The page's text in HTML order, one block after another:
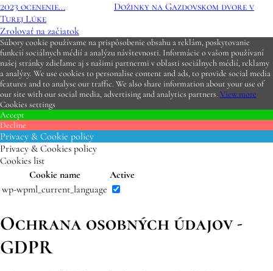
2023 ocenenie...
Dožinky na Gazdovskom dvore v
Turej Lúke
Zrolovať na začiatok
Súbory cookie používame na prispôsobenie obsahu a reklám, poskytovanie
funkcií sociálnych médií a analýzu návštevnosti. Informácie o vašom používaní
našej stránky zdieľame aj s našimi partnermi v oblasti sociálnych médií, reklamy
a analýzy. We use cookies to personalise content and ads, to provide social media
features and to analyse our traffic. We also share information about your use of
our site with our social media, advertising and analytics partners. View more
Cookies settings
Accept
Decline
Privacy & Cookie policy
Privacy & Cookies policy
Cookies list
Cookie name
Active
wp-wpml_current_language
Ochrana osobných údajov -
GDPR